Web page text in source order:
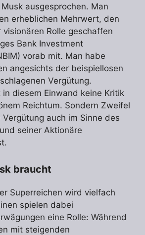
ausgesprochen. Man
erheblichen Mehrwert, den
visionären Rolle geschaffen
Bank Investment
vorab mit. Man habe
angesichts der beispiellosen
Vergütung.
diesem Einwand keine Kritik
Reichtum. Sondern Zweifel
auch im Sinne des
seiner Aktionäre
braucht
Superreichen wird vielfach
spielen dabei
eine Rolle: Während
mit steigenden